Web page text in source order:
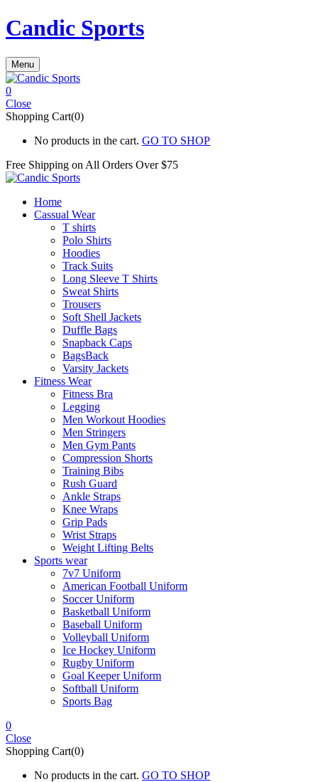
Candic Sports
Menu
0
Close
Shopping Cart(0)
No products in the cart. GO TO SHOP
Free Shipping on All Orders Over $75
Home
Cassual Wear
T shirts
Polo Shirts
Hoodies
Track Suits
Long Sleeve T Shirts
Sweat Shirts
Trousers
Soft Shell Jackets
Duffle Bags
Snapback Caps
BagsBack
Varsity Jackets
Fitness Wear
Fitness Bra
Legging
Men Workout Hoodies
Men Stringers
Men Gym Pants
Compression Shorts
Training Bibs
Rush Guard
Ankle Straps
Knee Wraps
Grip Pads
Wrist Straps
Weight Lifting Belts
Sports wear
7v7 Uniform
American Football Uniform
Soccer Uniform
Basketball Uniform
Baseball Uniform
Volleyball Uniform
Ice Hockey Uniform
Rugby Uniform
Goal Keeper Uniform
Softball Uniform
Sports Bag
0
Close
Shopping Cart(0)
No products in the cart. GO TO SHOP